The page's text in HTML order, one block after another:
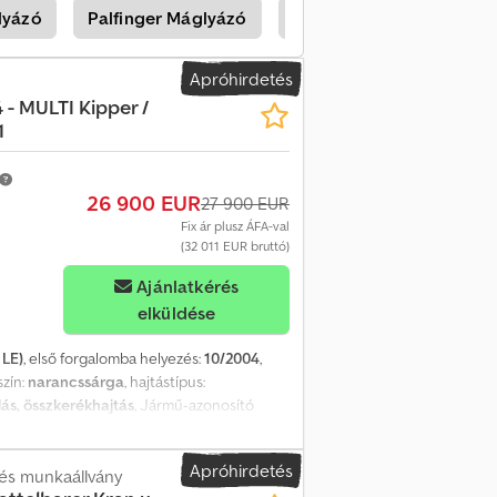
2 db kettős működésű
vezetett kipufogó
jogát fenntartjuk. A leírás kizárólag a
A szerződésben rögzített leírás az
vizsgát szeretne, szívesen adunk
és/vagy feliratozva lehet. Szállítási és
Palfinger Máglyázó
Apróhirdetés
- MULTI Kipper /
26 900 EUR27 900 EUR
Fix ár plusz ÁFA-val
(32 011 EUR bruttó)
Ajánlatkérés
elküldése
, első forgalomba helyezés:10/2004,
narancssárga, hajtástípus:
összkerékhajtás, Jármű-azonosító
– SÓSZÓRÓ Telligent-
lejárt Cjdpfx Apsw D I Nhonsha ----
fűthető első szélvédő 3-OLDALAS
Apróhirdetés
munkaállvány